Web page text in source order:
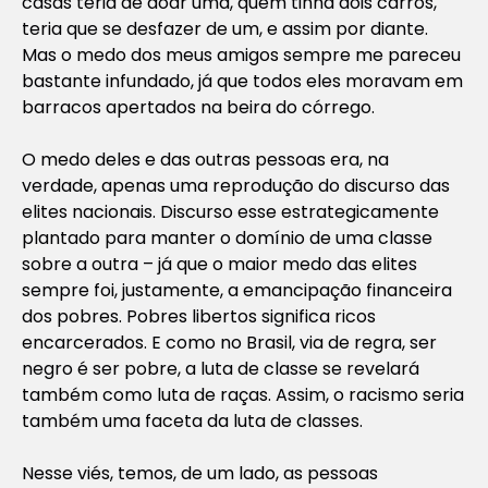
teria que se desfazer de um, e assim por diante.
Mas o medo dos meus amigos sempre me pareceu
bastante infundado, já que todos eles moravam em
barracos apertados na beira do córrego.
O medo deles e das outras pessoas era, na
verdade, apenas uma reprodução do discurso das
elites nacionais. Discurso esse estrategicamente
plantado para manter o domínio de uma classe
sobre a outra – já que o maior medo das elites
sempre foi, justamente, a emancipação financeira
dos pobres. Pobres libertos significa ricos
encarcerados. E como no Brasil, via de regra, ser
negro é ser pobre, a luta de classe se revelará
também como luta de raças. Assim, o racismo seria
também uma faceta da luta de classes.
Nesse viés, temos, de um lado, as pessoas